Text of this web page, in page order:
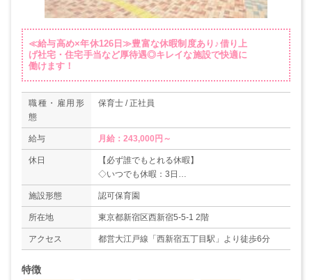
≪給与高め×年休126日≫豊富な休暇制度あり♪借り上
げ社宅・住宅手当など厚待遇◎キレイな施設で快適に
働けます！
職種・雇用形
態
保育士 / 正社員
給与
休日
【必ず誰でもとれる休暇】
◇いつでも休暇：3日
◇アニバーサリー休暇：1日
◇年次有給休暇：10日
＊年間休日（公休）：126日
【対象者がとれる休暇】
◇結婚休暇：5日
施設形態 認可保育園
所在地 東京都新宿区西新宿5-5-1 2階
アクセス 都営大江戸線「西新宿五丁目駅」より徒歩6分
特徴